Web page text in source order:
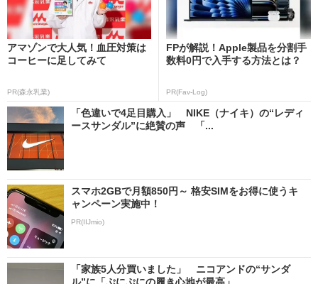
アマゾンで大人気！血圧対策は
コーヒーに足してみて
PR(森永乳業)
FPが解説！Apple製品を分割手
数料0円で入手する方法とは？
PR(Fav-Log)
「色違いで4足目購入」 NIKE（ナイキ）の“レディ
ースサンダル”に絶賛の声 「...
スマホ2GBで月額850円～ 格安SIMをお得に使うキ
ャンペーン実施中！
PR(IIJmio)
「家族5人分買いました」 ニコアンドの“サンダ